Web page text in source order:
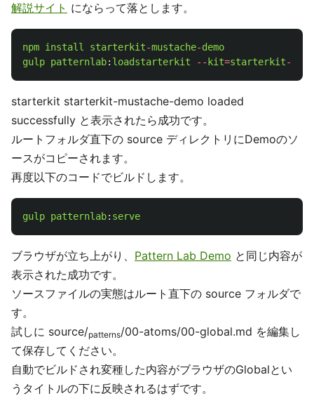
解説サイト にならって落とします。
npm install starterkit-mustache-demo
gulp patternlab: loadstarterkit -- kit=starterkit-
starterkit starterkit-mustache-demo loaded
successfully と表示されたら成功です。
ルートフォルダ直下の source ディレクトリにDemoのソ
ースがコピーされます。
再度以下のコードでビルドします。
gulp patternlab: serve
ブラウザが立ち上がり、 Pattern Lab Demo と同じ内容が
表示された成功です。
ソースファイルの実態はルート直下の source フォルダで
す。
試しに source/patterns/00-atoms/00-global.md を編集し
て保存してください。
自動でビルドされ変種した内容がブラウザのGlobalとい
うタイトルの下に反映されるはずです。